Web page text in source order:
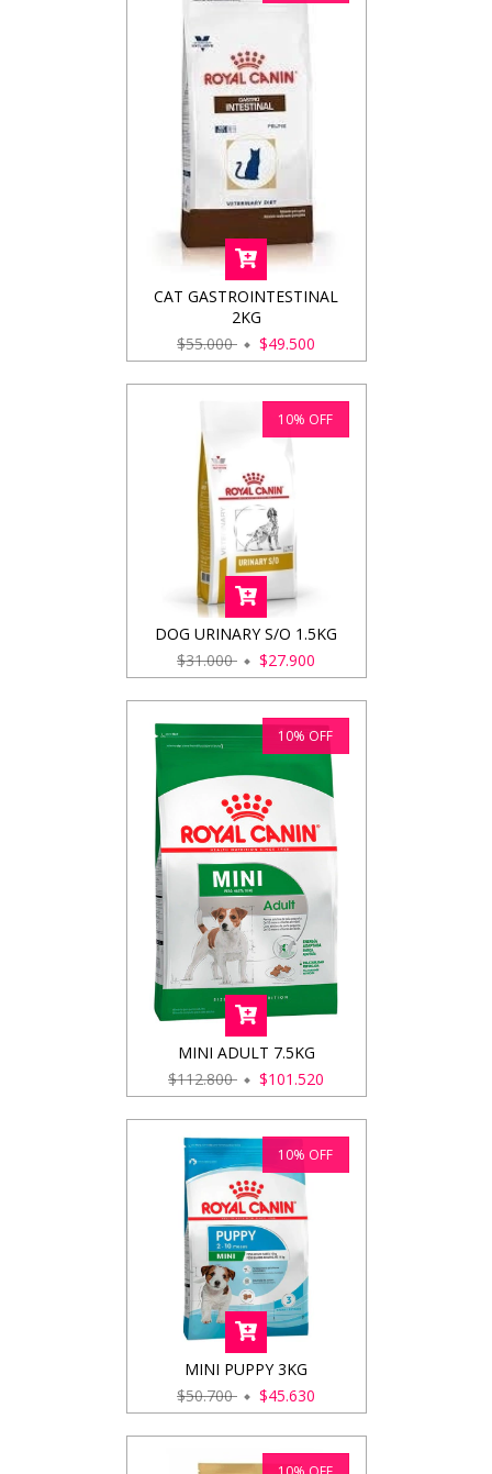
CAT GASTROINTESTINAL
2KG
$55.000
$49.500
10% OFF
DOG URINARY S/O 1.5KG
$31.000
$27.900
10% OFF
MINI ADULT 7.5KG
$112.800
$101.520
10% OFF
MINI PUPPY 3KG
$50.700
$45.630